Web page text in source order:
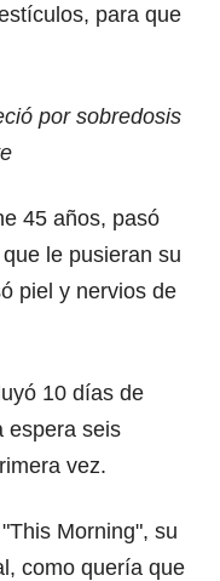
para que
por sobredosis
45 años, pasó
le pusieran su
piel y nervios de
10 días de
espera seis
vez.
Morning", su
como quería que